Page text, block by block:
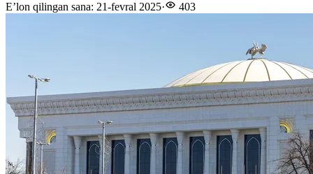
E’lon qilingan sana: 21-fevral 2025· 403